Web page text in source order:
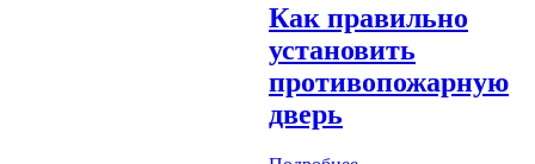
Как правильно
установить
противопожарную
дверь